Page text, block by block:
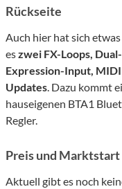
Rückseite
Auch hier hat sich
eszwei FX-Loops,
Expression-Input,
Updates . Dazu kommt
hauseigenen BTA1
Regler.
Preis und Marktstart
Aktuell gibt es noch